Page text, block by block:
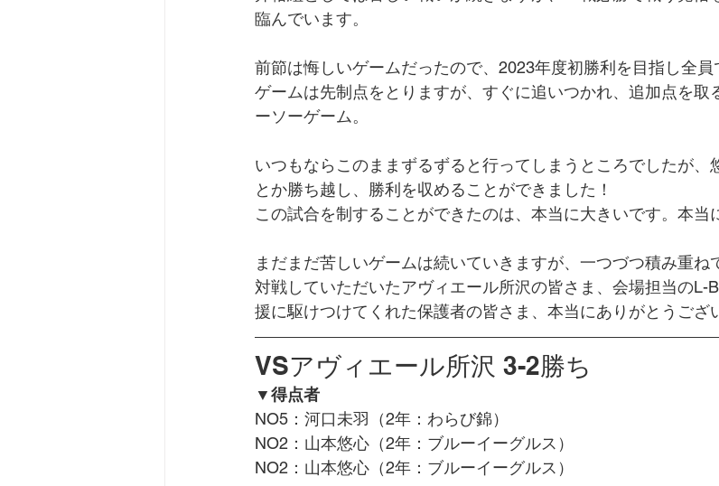
臨んでいます。
前節は悔しいゲームだったので、2023年度初勝利を目指し全員
ゲームは先制点をとりますが、すぐに追いつかれ、追加点を取
ーソーゲーム。
いつもならこのままずるずると行ってしまうところでしたが、
とか勝ち越し、勝利を収めることができました！
この試合を制することができたのは、本当に大きいです。本当
まだまだ苦しいゲームは続いていきますが、一つづつ積み重ね
対戦していただいたアヴィエール所沢の皆さま、会場担当のL-
援に駆けつけてくれた保護者の皆さま、本当にありがとうござ
VSアヴィエール所沢 3-2勝ち
▼得点者
NO5：河口未羽（2年：わらび錦）
NO2：山本悠心（2年：ブルーイーグルス）
NO2：山本悠心（2年：ブルーイーグルス）